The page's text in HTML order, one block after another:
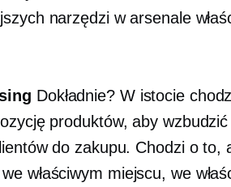
narzędzi w arsenale
Dokładnie? W istocie
produktów, aby wzbudzić
do zakupu. Chodzi o to,
właściwym miejscu, we